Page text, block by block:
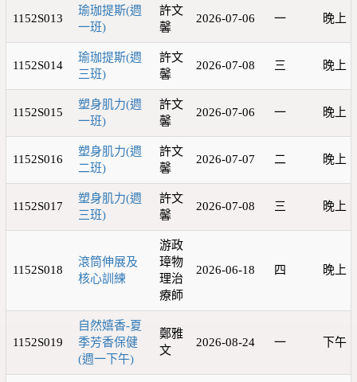
1152S013
瑜珈提斯(週
一班)
許文
馨
2026-07-06 一 晚上
1152S014
瑜珈提斯(週
三班)
許文
馨
2026-07-08 三 晚上
1152S015
塑身肌力(週
一班)
許文
馨
2026-07-06 一 晚上
1152S016
塑身肌力(週
二班)
許文
馨
2026-07-07 二 晚上
1152S017
塑身肌力(週
三班)
許文
馨
2026-07-08 三 晚上
1152S018
滾筒伸展及
核心訓練
游政
璋物
理治
療師
2026-06-18 四 晚上
1152S019
自然嬉香-夏
季芳香保健
(週一下午)
鄭雅
文
2026-08-24 一 下午